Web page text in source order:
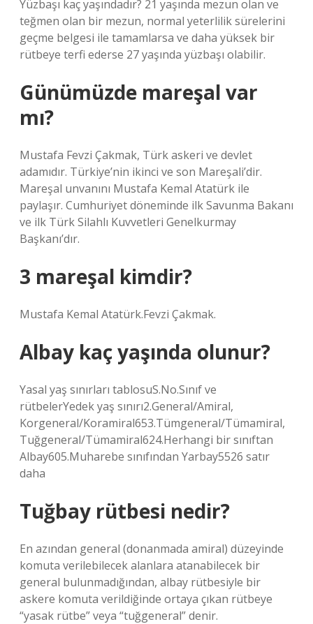
Yüzbaşı kaç yaşındadır? 21 yaşında mezun olan ve
teğmen olan bir mezun, normal yeterlilik sürelerini
geçme belgesi ile tamamlarsa ve daha yüksek bir
rütbeye terfi ederse 27 yaşında yüzbaşı olabilir.
Günümüzde mareşal var
mı?
Mustafa Fevzi Çakmak, Türk askeri ve devlet
adamıdır. Türkiye’nin ikinci ve son Mareşali’dir.
Mareşal unvanını Mustafa Kemal Atatürk ile
paylaşır. Cumhuriyet döneminde ilk Savunma Bakanı
ve ilk Türk Silahlı Kuvvetleri Genelkurmay
Başkanı’dır.
3 mareşal kimdir?
Mustafa Kemal Atatürk.Fevzi Çakmak.
Albay kaç yaşında olunur?
Yasal yaş sınırları tablosuS.No.Sınıf ve
rütbelerYedek yaş sınırı2.General/Amiral,
Korgeneral/Koramiral653.Tümgeneral/Tümamiral,
Tuğgeneral/Tümamiral624.Herhangi bir sınıftan
Albay605.Muharebe sınıfından Yarbay5526 satır
daha
Tuğbay rütbesi nedir?
En azından general (donanmada amiral) düzeyinde
komuta verilebilecek alanlara atanabilecek bir
general bulunmadığından, albay rütbesiyle bir
askere komuta verildiğinde ortaya çıkan rütbeye
“yasak rütbe” veya “tuğgeneral” denir.